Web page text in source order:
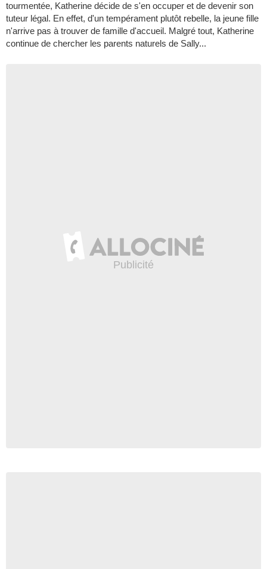
tourmentée, Katherine décide de s'en occuper et de devenir son
tuteur légal. En effet, d'un tempérament plutôt rebelle, la jeune fille
n'arrive pas à trouver de famille d'accueil. Malgré tout, Katherine
continue de chercher les parents naturels de Sally...